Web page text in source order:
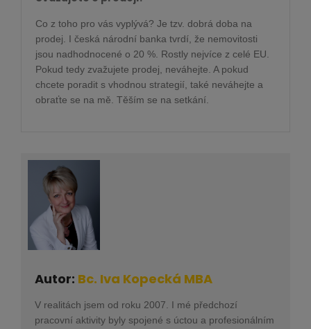
Co z toho pro vás vyplývá? Je tzv. dobrá doba na
prodej. I česká národní banka tvrdí, že nemovitosti
jsou nadhodnocené o 20 %. Rostly nejvíce z celé EU.
Pokud tedy zvažujete prodej, neváhejte. A pokud
chcete poradit s vhodnou strategií, také neváhejte a
obraťte se na mě. Těším se na setkání.
Autor: Bc. Iva Kopecká MBA
V realitách jsem od roku 2007. I mé předchozí
pracovní aktivity byly spojené s úctou a profesionálním